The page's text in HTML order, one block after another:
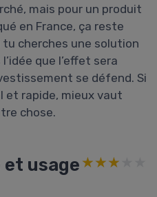
mais pour un produit
en France, ça reste
tu cherches une solution
que l’effet sera
se défend. Si
et rapide, mieux vaut
chose.
usage ★★★★★
★★★★★